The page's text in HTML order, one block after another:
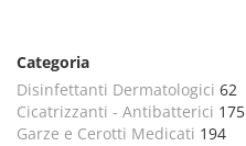
Categoria
Disinfettanti Dermatologici 62
Cicatrizzanti - Antibatterici 175
Garze e Cerotti Medicati 194